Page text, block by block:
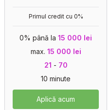
Primul credit cu 0%
0% până la 15 000 lei
max. 15 000 lei
21 - 70
10 minute
Aplică acum